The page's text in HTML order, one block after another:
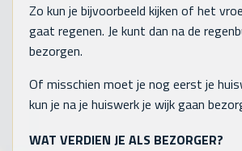
Zo kun je bijvoorbeeld kijken of het
gaat regenen. Je kunt dan na de
bezorgen.
Of misschien moet je nog eerst je
kun je na je huiswerk je wijk gaan
WAT VERDIEN JE ALS BEZORGER?